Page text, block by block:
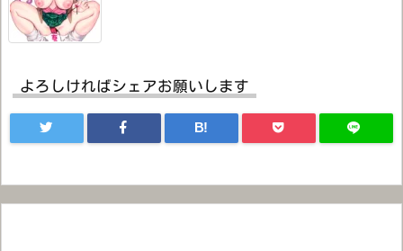
よろしければシェアお願いします
B!